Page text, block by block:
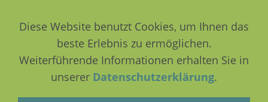
NAVIGATION EINBLENDEN
Diese Website benutzt Cookies, um Ihnen das
beste Erlebnis zu ermöglichen.
Weiterführende Informationen erhalten Sie in
unserer Datenschutzerklärung.